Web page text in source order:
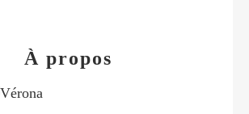
À propos